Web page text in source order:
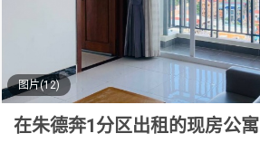
图片(12)
在朱德奔1分区出租的现房公寓